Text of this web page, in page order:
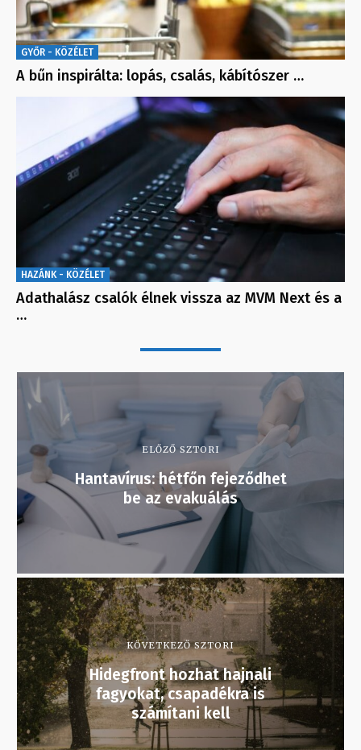
GYŐR - KÖZÉLET
A bűn inspirálta: lopás, csalás, kábítószer …
HAZÁNK - KÖZÉLET
Adathalász csalók élnek vissza az MVM Next és a
…
ELŐZŐ SZTORI
Hantavírus: hétfőn fejeződhet
be az evakuálás
KÖVETKEZŐ SZTORI
Hidegfront hozhat hajnali
fagyokat, csapadékra is
számítani kell